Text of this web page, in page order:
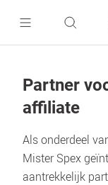
Partner
affiliate
Als onderdeel
Mister Spex
aantrekkelijk